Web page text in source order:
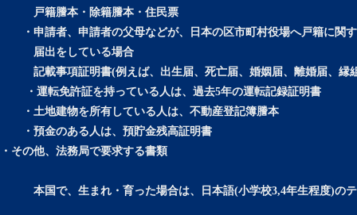
戸籍謄本・除籍謄本・住民票
・申請者、申請者の父母などが、日本の区市町村役場へ戸籍に関
届出をしている場合
記載事項証明書(例えば、出生届、死亡届、婚姻届、離婚届、縁
・運転免許証を持っている人は、過去5年の運転記録証明書
・土地建物を所有している人は、不動産登記簿謄本
・預金のある人は、預貯金残高証明書
・その他、法務局で要求する書類
本国で、生まれ・育った場合は、日本語(小学校3,4年生程度)のテ